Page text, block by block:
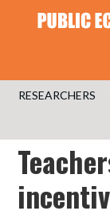
RESEARCHERS